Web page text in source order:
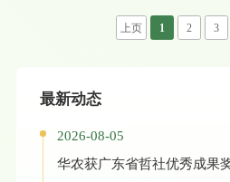
上页 1 2 3
最新动态
2026-08-05